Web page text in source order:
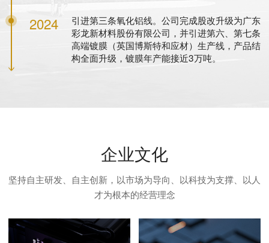
2024
引进第三条氧化铝线。公司完成股改升级为广东
彩龙新材料股份有限公司，并引进第六、第七条
高端镀膜（英国博斯特和应材）生产线，产品结
构全面升级，镀膜年产能接近3万吨。
企业文化
坚持自主研发、自主创新，以市场为导向、以科技为支撑、以人
才为根本的经营理念